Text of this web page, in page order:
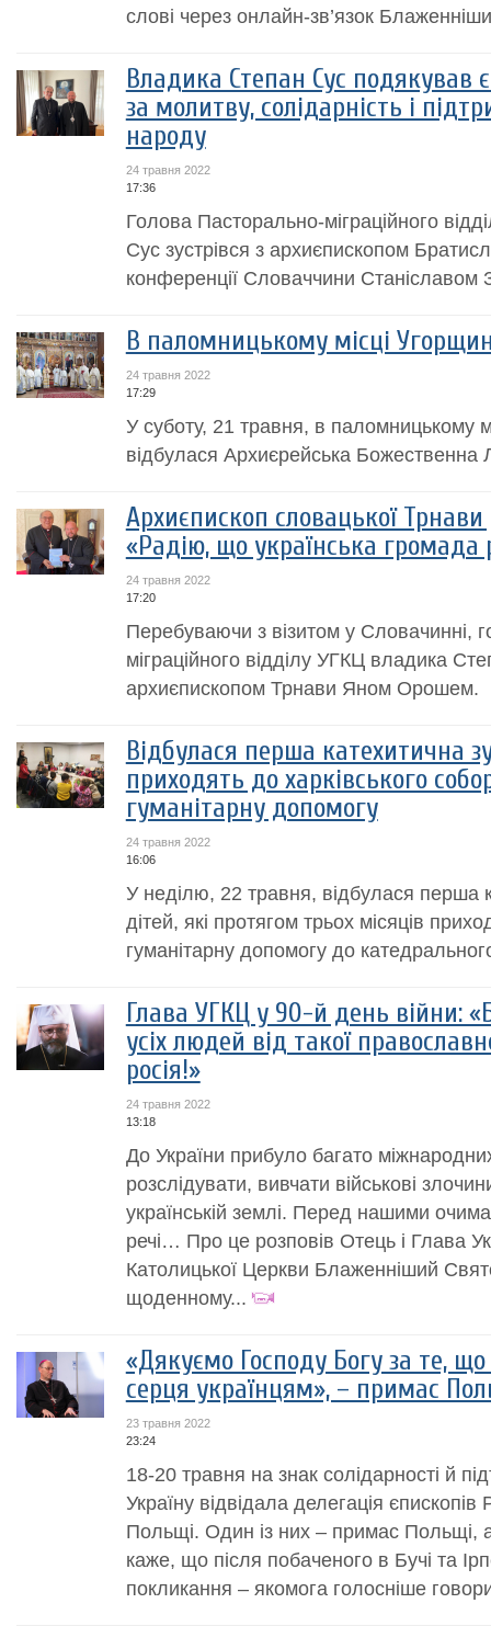
слові через онлайн-зв’язок
Владика Степан Сус подякував
за молитву, солідарність і
народу
24 травня 2022
17:36
Голова Пасторально-міграційного
Сус зустрівся з архиєпископом
конференції Словаччини Станіславом
В паломницькому місці
24 травня 2022
17:29
У суботу, 21 травня, в паломницькому
відбулася Архиєрейська Божественна
Архиєпископ словацької
«Радію, що українська громада
24 травня 2022
17:20
Перебуваючи з візитом у Словачинні,
міграційного відділу УГКЦ владика
архиєпископом Трнави Яном Орошем.
Відбулася перша катехитична
приходять до харківського
гуманітарну допомогу
24 травня 2022
16:06
У неділю, 22 травня, відбулася перша
дітей, які протягом трьох місяців
гуманітарну допомогу до
Глава УГКЦ у 90-й день війни:
усіх людей від такої
росія!»
24 травня 2022
13:18
До України прибуло багато
розслідувати, вивчати військові
українській землі. Перед нашими
речі… Про це розповів Отець і Глава
Католицької Церкви Блаженніший
щоденному...
«Дякуємо Господу Богу за те,
серця українцям», – примас
23 травня 2022
23:24
18-20 травня на знак солідарності й
Україну відвідала делегація
Польщі. Один із них – примас Польщі,
каже, що після побаченого в Бучі та
покликання – якомога голосніше